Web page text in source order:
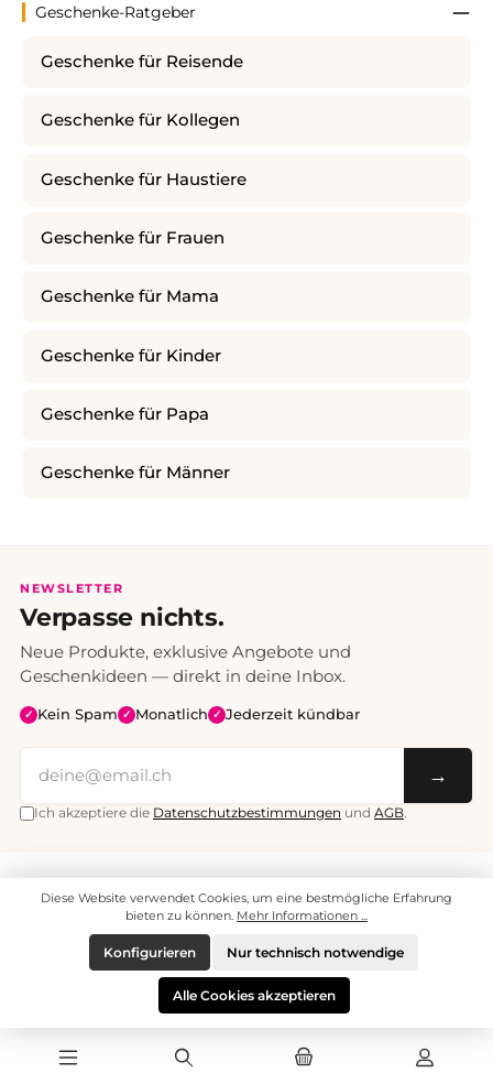
Geschenke-Ratgeber
Geschenke für Reisende
Geschenke für Kollegen
Geschenke für Haustiere
Geschenke für Frauen
Geschenke für Mama
Geschenke für Kinder
Geschenke für Papa
Geschenke für Männer
NEWSLETTER
Verpasse nichts.
Neue Produkte, exklusive Angebote und
Geschenkideen — direkt in deine Inbox.
✓ Kein Spam ✓ Monatlich ✓ Jederzeit kündbar
→
Ich akzeptiere die Datenschutzbestimmungen und AGB.
versandkostenfrei.
© 2008 - 2026 enjoymedia.ch - Alle Rechte vorbehalten.
Diese Website verwendet Cookies, um eine bestmögliche Erfahrung
bieten zu können. Mehr Informationen ...
Nur technisch notwendige
Konfigurieren
Alle Cookies akzeptieren